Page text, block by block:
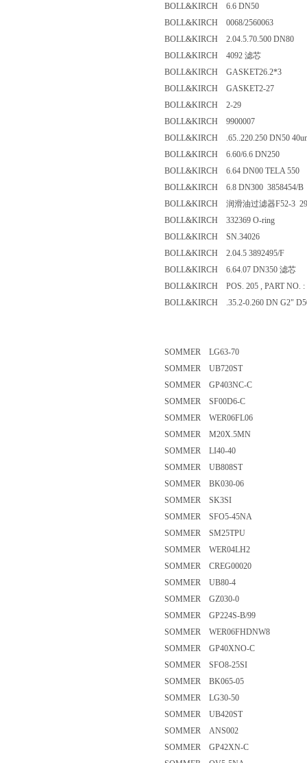
BOLL&KIRCH 6.6 DN50
BOLL&KIRCH 0068/2560063
BOLL&KIRCH 2.04.5.70.500
BOLL&KIRCH 4092 滤芯
BOLL&KIRCH GASKET26.2*3
BOLL&KIRCH GASKET2-27
BOLL&KIRCH 2-29
BOLL&KIRCH 9900007
BOLL&KIRCH .65..220.250 DN50
BOLL&KIRCH 6.60/6.6 DN250
BOLL&KIRCH 6.64 DN00 TELA
BOLL&KIRCH 6.8 DN300
BOLL&KIRCH 润滑油过滤器F52-
BOLL&KIRCH 332369 O-ring
BOLL&KIRCH SN.34026
BOLL&KIRCH 2.04.5 3892495/F
BOLL&KIRCH 6.64.07 DN350 滤
BOLL&KIRCH POS. 205 , PART
BOLL&KIRCH .35.2-0.260 DN
SOMMER LG63-70
SOMMER UB720ST
SOMMER GP403NC-C
SOMMER SF00D6-C
SOMMER WER06FL06
SOMMER M20X.5MN
SOMMER LI40-40
SOMMER UB808ST
SOMMER BK030-06
SOMMER SK3SI
SOMMER SFO5-45NA
SOMMER SM25TPU
SOMMER WER04LH2
SOMMER CREG00020
SOMMER UB80-4
SOMMER GZ030-0
SOMMER GP224S-B/99
SOMMER WER06FHDNW8
SOMMER GP40XNO-C
SOMMER SFO8-25SI
SOMMER BK065-05
SOMMER LG30-50
SOMMER UB420ST
SOMMER ANS002
SOMMER GP42XN-C